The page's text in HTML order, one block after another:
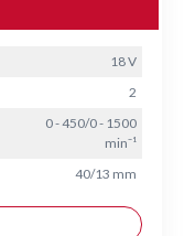
18 V
2
0 - 450/0 - 1500
min⁻¹
40/13 mm